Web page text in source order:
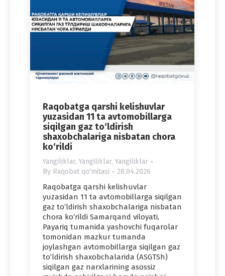
Raqobatga qarshi kelishuvlar
yuzasidan 11 ta avtomobillarga
siqilgan gaz to‘ldirish
shaxobchalariga nisbatan chora
ko‘rildi
Yangiliklar, Yangiliklar, Yangiliklar
By Raqobat qo'mitasi 28.04.2026
Raqobatga qarshi kelishuvlar
yuzasidan 11 ta avtomobillarga siqilgan
gaz to‘ldirish shaxobchalariga nisbatan
chora ko‘rildi Samarqand viloyati,
Payariq tumanida yashovchi fuqarolar
tomonidan mazkur tumanda
joylashgan avtomobillarga siqilgan gaz
to‘ldirish shaxobchalarida (ASGTSh)
siqilgan gaz narxlarining asossiz